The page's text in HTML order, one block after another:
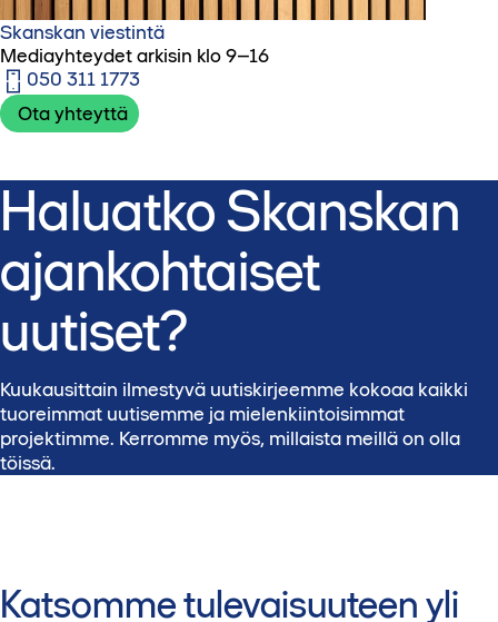
Skanskan viestintä
Mediayhteydet arkisin klo 9–16
050 311 1773‬
Ota yhteyttä
Haluatko Skanskan
ajankohtaiset
uutiset?
Kuukausittain ilmestyvä uutiskirjeemme kokoaa kaikki
tuoreimmat uutisemme ja mielenkiintoisimmat
projektimme. Kerromme myös, millaista meillä on olla
töissä.
Katsomme tulevaisuuteen yli